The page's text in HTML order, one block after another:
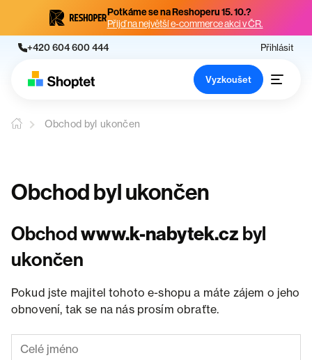
Potkáme se na Reshoperu 15. 10.?
Přijď na největší e-commerce akci v ČR.
+420 604 600 444 Přihlásit
Vyzkoušet
Obchod byl ukončen
Obchod byl ukončen
Obchodwww.k-nabytek.cz byl
ukončen
Pokud jste majitel tohoto e-shopu a máte zájem o jeho
obnovení, tak se na nás prosím obraťte.